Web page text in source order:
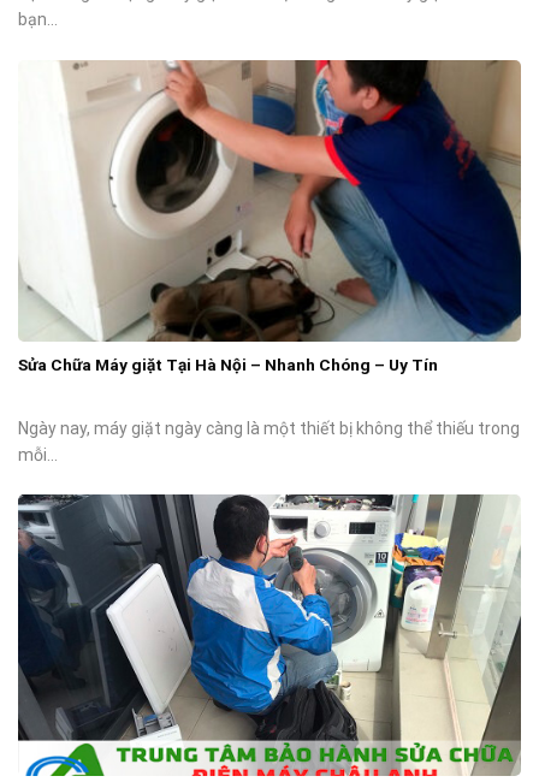
bạn...
Sửa Chữa Máy giặt Tại Hà Nội – Nhanh Chóng – Uy Tín
Ngày nay, máy giặt ngày càng là một thiết bị không thể thiếu trong
mỗi...